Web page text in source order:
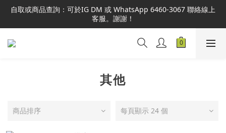
本網站為港澳地區指定總代理官方直營，全店商品均為正品正貨，
並享售後服務，敬請安心選購。
自取或商品查詢：可於IG DM 或 WhatsApp 6460-3067 聯絡線上
客服。謝謝！
本網站為港澳地區指定總代理官方直營，全店商品均為正品正貨，
並享售後服務，敬請安心選購。
其他
商品排序 每頁顯示 24 個